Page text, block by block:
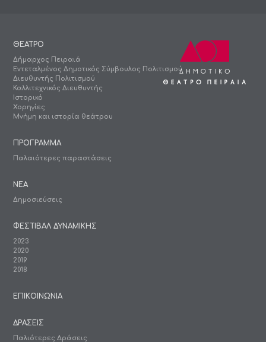
ΘΕΑΤΡΟ
Δήμαρχος Πειραιά
Εντεταλμένος Δημοτικός Σύμβουλος Πολιτισμού
Διευθυντής Πολιτισμού
Καλλιτεχνικός Διευθυντής
Ιστορικό
Χορηγίες
Μνήμη και ιστορία θεάτρου
ΠΡΟΓΡΑΜΜΑ
Παλαιότερες παραστάσεις
ΝΕΑ
Δημοσιεύσεις
ΦΕΣΤΙΒΑΛ ΔΥΝΑΜΙΚΗΣ
2023
2020
2019
2018
ΕΠΙΚΟΙΝΩΝΙΑ
ΔΡΑΣΕΙΣ
Παλιότερες Δράσεις